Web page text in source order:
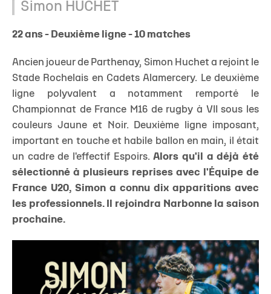
Simon HUCHET
22 ans - Deuxième ligne - 10 matches
Ancien joueur de Parthenay, Simon Huchet a rejoint le
Stade Rochelais en Cadets Alamercery. Le deuxième
ligne polyvalent a notamment remporté le
Championnat de France M16 de rugby à VII sous les
couleurs Jaune et Noir. Deuxième ligne imposant,
important en touche et habile ballon en main, il était
un cadre de l'effectif Espoirs.Alors qu'il a déjà été
sélectionné à plusieurs reprises avec l'Équipe de
France U20, Simon a connu dix apparitions avec
les professionnels. Il rejoindra Narbonne la saison
prochaine.